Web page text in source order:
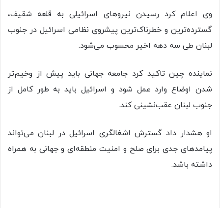
وی اعلام کرد رسیدن نیروهای اسرائیلی به قلعه شقیف،
گسترده‌ترین و خطرناک‌ترین پیشروی نظامی اسرائیل در جنوب
لبنان طی سه دهه اخیر محسوب می‌شود.
نماینده چین تاکید کرد جامعه جهانی باید پیش از وخیم‌تر
شدن اوضاع وارد عمل شود و اسرائیل باید به طور کامل از
جنوب لبنان عقب‌نشینی کند.
او هشدار داد گسترش اشغالگری اسرائیل در لبنان می‌تواند
پیامدهای جدی برای صلح و امنیت منطقه‌ای و جهانی به همراه
داشته باشد.